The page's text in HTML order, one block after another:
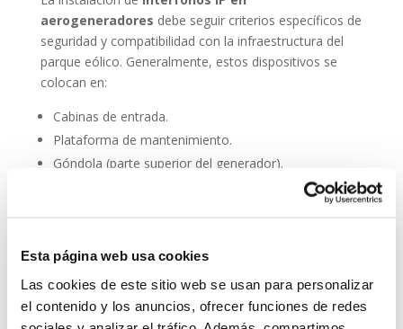
Esta página web usa cookies
Las cookies de este sitio web se usan para personalizar
el contenido y los anuncios, ofrecer funciones de redes
aerogeneradores debe seguir criterios específicos de
seguridad y compatibilidad con la infraestructura del
parque eólico. Generalmente, estos dispositivos se
colocan en:
Cabinas de entrada.
Plataforma de mantenimiento.
Góndola (parte superior del generador).
al agua (IP66 o superior), resistencia al polvo,
integración en sistemas SCADA.
Entre sus principales características técnicas destacan: